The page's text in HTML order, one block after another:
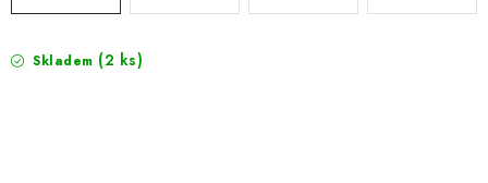
Skladem (2 ks)